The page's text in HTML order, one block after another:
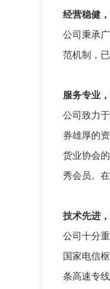
经营稳健
公司秉承
范机制，
服务专业 ，
公司致力
券雄厚的
货业协会
秀会员。
技术先进
公司十分
国家电信
条高速专